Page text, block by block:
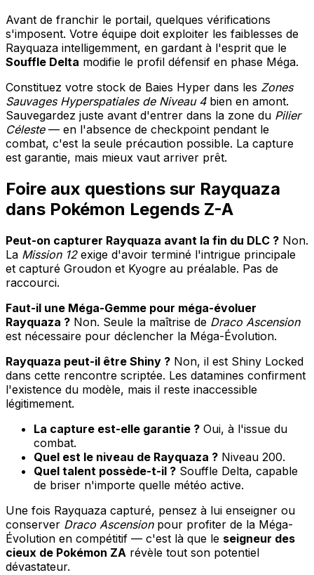
Avant de franchir le portail, quelques vérifications
s'imposent. Votre équipe doit exploiter les faiblesses de
Rayquaza intelligemment, en gardant à l'esprit que le
Souffle Delta modifie le profil défensif en phase Méga.
Constituez votre stock de Baies Hyper dans les Zones
Sauvages Hyperspatiales de Niveau 4bien en amont.
Sauvegardez juste avant d'entrer dans la zone du Pilier
Céleste— en l'absence de checkpoint pendant le
combat, c'est la seule précaution possible. La capture
est garantie, mais mieux vaut arriver prêt.
Foire aux questions sur Rayquaza
dans Pokémon Legends Z-A
Peut-on capturer Rayquaza avant la fin du DLC ? Non.
La Mission 12exige d'avoir terminé l'intrigue principale
et capturé Groudon et Kyogre au préalable. Pas de
raccourci.
Faut-il une Méga-Gemme pour méga-évoluer
Rayquaza ? Non. Seule la maîtrise de Draco Ascension
est nécessaire pour déclencher la Méga-Évolution.
Rayquaza peut-il être Shiny ? Non, il est Shiny Locked
dans cette rencontre scriptée. Les datamines confirment
l'existence du modèle, mais il reste inaccessible
légitimement.
La capture est-elle garantie ? Oui, à l'issue du
combat.
Quel est le niveau de Rayquaza ? Niveau 200.
Quel talent possède-t-il ? Souffle Delta, capable
de briser n'importe quelle météo active.
Une fois Rayquaza capturé, pensez à lui enseigner ou
conserver Draco Ascensionpour profiter de la Méga-
Évolution en compétitif — c'est là que le seigneur des
cieux de Pokémon ZA révèle tout son potentiel
dévastateur.